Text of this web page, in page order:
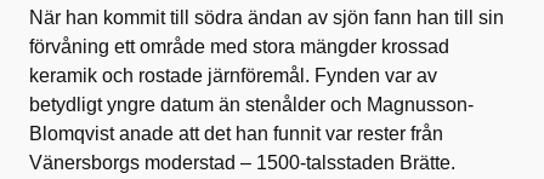
När han kommit till södra ändan av sjön fann han till sin
förvåning ett område med stora mängder krossad
keramik och rostade järnföremål. Fynden var av
betydligt yngre datum än stenålder och Magnusson-
Blomqvist anade att det han funnit var rester från
Vänersborgs moderstad – 1500-talsstaden Brätte.